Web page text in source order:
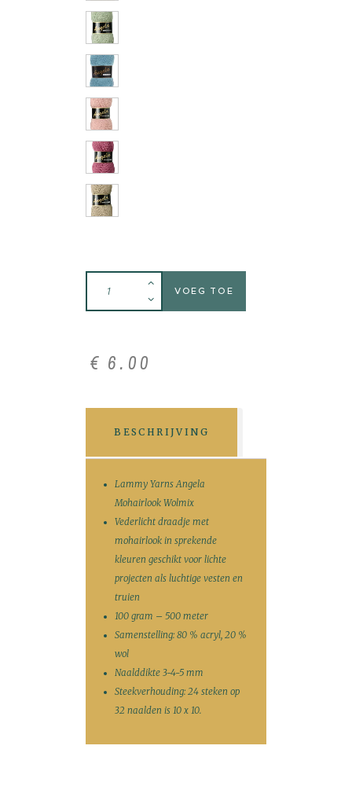
VOEG TOE
€ 6. 00
BESCHRIJVING
Lammy Yarns Angela
Mohairlook Wolmix
Vederlicht draadje met
mohairlook in sprekende
kleuren geschikt voor lichte
projecten als luchtige vesten en
truien
100 gram – 500 meter
Samenstelling: 80 % acryl, 20 %
wol
Naalddikte 3-4-5 mm
Steekverhouding: 24 steken op
32 naalden is 10 x 10.